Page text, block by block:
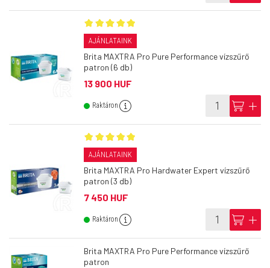
AJÁNLATAINK
Brita MAXTRA Pro Pure Performance vízszűrő
patron (6 db)
13 900 HUF
Raktáron info cart add
AJÁNLATAINK
Brita MAXTRA Pro Hardwater Expert vízszűrő
patron (3 db)
7 450 HUF
Raktáron info cart add
Brita MAXTRA Pro Pure Performance vízszűrő
patron